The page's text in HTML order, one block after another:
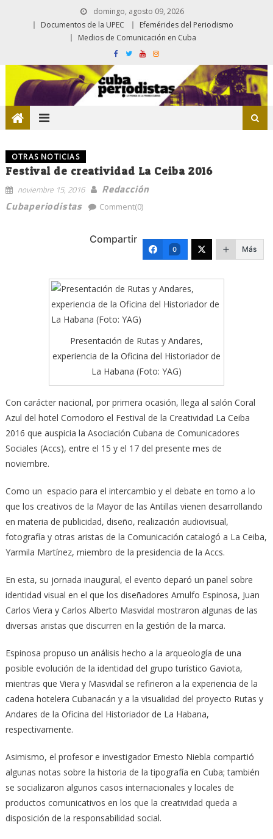
domingo, agosto 09, 2026
Documentos de la UPEC
Efemérides del Periodismo
Medios de Comunicación en Cuba
OTRAS NOTICIAS
Festival de creatividad La Ceiba 2016
noviembre 15, 2016
Redacción
Cubaperiodistas
Comment(0)
Compartir
0 Más
Presentación de Rutas y Andares,
experiencia de la Oficina del Historiador de
La Habana (Foto: YAG)
Con carácter nacional, por primera ocasión, llega al salón Coral
Azul del hotel Comodoro el Festival de la Creatividad La Ceiba
2016 que auspicia la Asociación Cubana de Comunicadores
Sociales (Accs), entre el 15 y el 17 del presente mes de
noviembre.
Como un espacio para el intercambio y el debate en torno a lo
que los creativos de la Mayor de las Antillas vienen desarrollando
en materia de publicidad, diseño, realización audiovisual,
fotografía y otras aristas de la Comunicación catalogó a La Ceiba,
Yarmila Martínez, miembro de la presidencia de la Accs.
En esta, su jornada inaugural, el evento deparó un panel sobre
identidad visual en el que los diseñadores Arnulfo Espinosa, Juan
Carlos Viera y Carlos Alberto Masvidal mostraron algunas de las
diversas aristas que discurren en la gestión de la marca.
Espinosa propuso un análisis hecho a la arqueología de una
posible evolución de la identidad del grupo turístico Gaviota,
mientras que Viera y Masvidal se refirieron a la experiencia de la
cadena hotelera Cubanacán y a la visualidad del proyecto Rutas y
Andares de la Oficina del Historiador de La Habana,
respectivamente.
Asimismo, el profesor e investigador Ernesto Niebla compartió
algunas notas sobre la historia de la tipografía en Cuba; también
se socializaron algunos casos internacionales y locales de
productos comunicativos en los que la creatividad queda a
disposición de la responsabilidad social.